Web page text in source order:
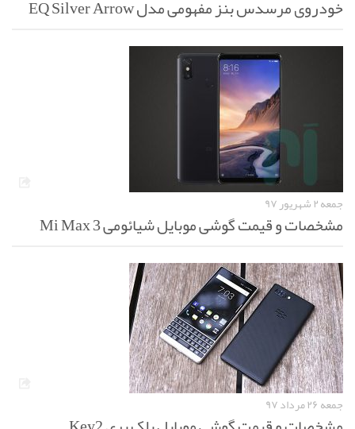
خودروی مرسدس بنز مفهومی مدل EQ Silver Arrow
جمعه ۲ شهریور ۹۷
مشخصات و قیمت گوشی موبایل شیائومی Mi Max 3
جمعه ۲۶ مرداد ۹۷